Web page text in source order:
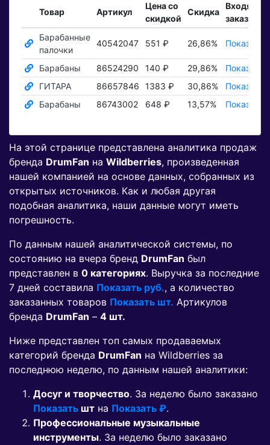
Товар Артикул
Цена со
скидкой
Скидка
Входящие
заказы
Барабанные
палочки
40542047 551 ₽ 26,86% Показать
Барабаны 86524290 140 ₽ 29,86%
Показать
ГИТАРА
86657846 1383 ₽ 30,86%
Показать
Барабаны
86743002 648 ₽ 13,57% Показать
На этой странице представлена аналитика продаж
бренда DrumFan на Wildberries, произведенная
нашей компанией на основе данных, собранных из
открытых источников. Как и любая другая
подобная аналитика, наши данные могут иметь
погрешность.
По данным нашей аналитической системы, по
состоянию на вчера бренд DrumFan был
представлен в 0 категориях. Выручка за последние
7 дней составила Показать руб., а количество
заказанных товаров Показать шт. Артикулов
бренда DrumFan – 4 шт.
Ниже представлен топ самых продаваемых
категорий бренда DrumFan на Wildberries за
последнюю неделю, по данным нашей аналитики:
Досуг и творчество. За неделю было заказано
Показать шт на Показать ₽.
Профессиональные музыкальные
инструменты. За неделю было заказано